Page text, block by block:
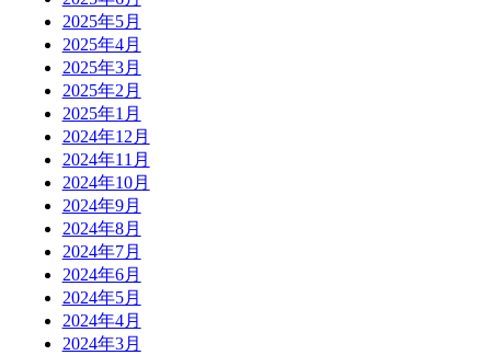
2025年5月
2025年4月
2025年3月
2025年2月
2025年1月
2024年12月
2024年11月
2024年10月
2024年9月
2024年8月
2024年7月
2024年6月
2024年5月
2024年4月
2024年3月